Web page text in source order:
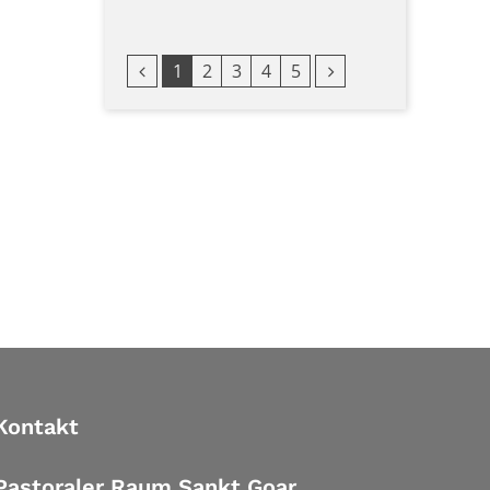
Vorherige Seite
1 2 3 4 5 Nächste Seite